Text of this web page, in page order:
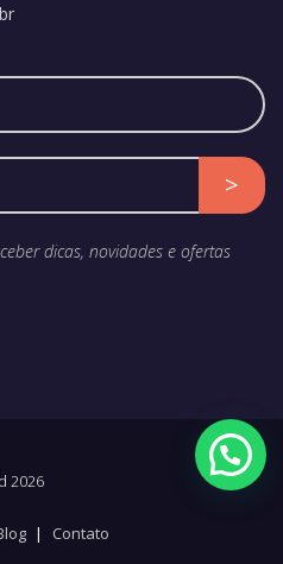
dicas, novidades e ofertas
2026
Contato